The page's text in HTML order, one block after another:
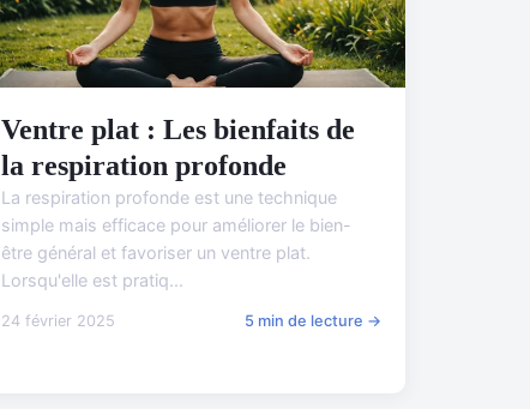
Ventre plat : Les bienfaits de
la respiration profonde
La respiration profonde est une technique
simple mais efficace pour améliorer le bien-
être général et favoriser un ventre plat.
Lorsqu'elle est pratiq...
24 février 2025 5 min de lecture →